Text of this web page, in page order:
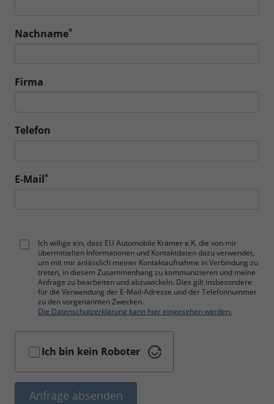
Nachname*
Firma
Telefon
E-Mail*
Ich willige ein, dass EU Automobile Krämer e.K. die von mir
übermittelten Informationen und Kontaktdaten dazu verwendet,
um mit mir anlässlich meiner Kontaktaufnahme in Verbindung zu
treten, in diesem Zusammenhang zu kommunizieren und meine
Anfrage zu bearbeiten und abzuwickeln. Dies gilt insbesondere
für die Verwendung der E-Mail-Adresse und der Telefonnummer
zu den vorgenannten Zwecken.
Die Datenschutzerklärung kann hier eingesehen werden.
Ich bin kein Roboter
Anfrage absenden